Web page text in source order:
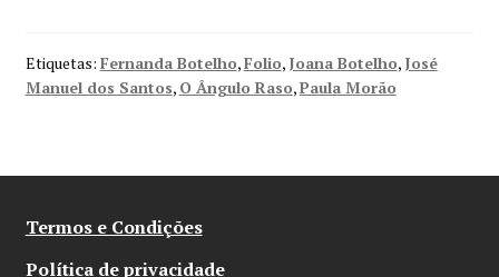
Etiquetas: Fernanda Botelho,Folio, Joana Botelho, José
Manuel dos Santos, O Ângulo Raso,Paula Morão
Termos e Condições
Política de privacidade